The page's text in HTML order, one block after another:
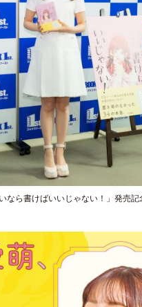
なら書けばいいじゃない！」発売記